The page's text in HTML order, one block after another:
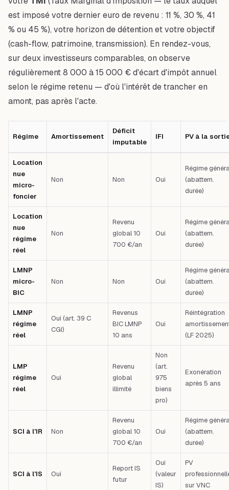
est imposé votre dernier euro de revenu : 11 %, 30 %, 41
% ou 45 %), votre horizon de détention et votre objectif
(cash-flow, patrimoine, transmission). En rendez-vous,
sur deux investisseurs comparables, on observe
régulièrement 8 000 à 15 000 € d'écart d'impôt annuel
selon le régime retenu — d'où l'intérêt de trancher en
amont, pas après l'acte.
Régime Amortissement
Déficit
imputable
IFI PV à la
Location
nue
micro-
foncier
Non Non Oui
Régime
(abattem.
durée)
Location
nue
régime
réel
Non
Revenu
global 10
700 €/an
Oui
Régime
(abattem.
durée)
LMNP
micro-
BIC
Non Non Oui
Régime
(abattem.
durée)
LMNP
régime
réel
Oui (art. 39 C
CGI)
Revenus
BIC LMNP
10 ans
Oui
Réintégration
(LF 2025)
LMP
régime
réel
Oui
Revenu
global
illimité
Non
(art.
975
biens
pro)
Exonération
après 5 ans
SCI à l'IR Non
Revenu
global 10
700 €/an
Oui
Régime
(abattem.
durée)
SCI à l'IS Oui
Report IS
futur
Oui
(valeur
IS)
PV
sur VNC